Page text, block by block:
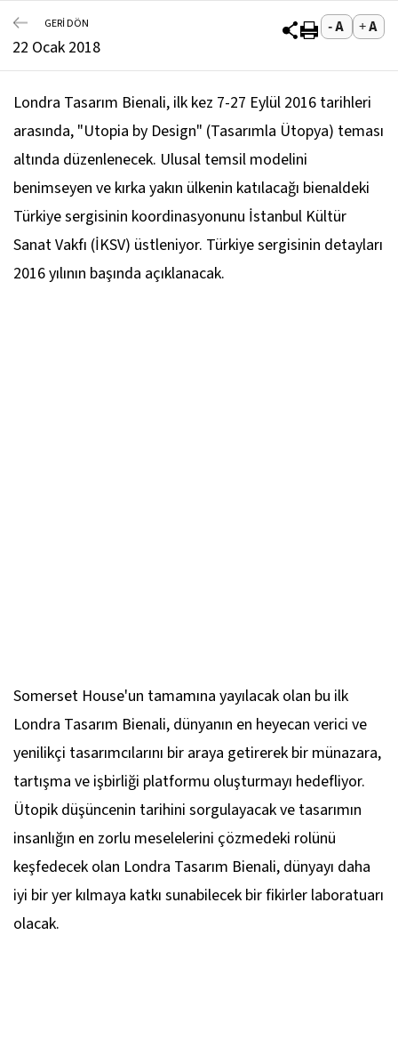
GERİ DÖN
22 Ocak 2018
Londra Tasarım Bienali, ilk kez 7-27 Eylül 2016 tarihleri
arasında, "Utopia by Design" (Tasarımla Ütopya) teması
altında düzenlenecek. Ulusal temsil modelini
benimseyen ve kırka yakın ülkenin katılacağı bienaldeki
Türkiye sergisinin koordinasyonunu İstanbul Kültür
Sanat Vakfı (İKSV) üstleniyor. Türkiye sergisinin detayları
2016 yılının başında açıklanacak.
Somerset House'un tamamına yayılacak olan bu ilk
Londra Tasarım Bienali, dünyanın en heyecan verici ve
yenilikçi tasarımcılarını bir araya getirerek bir münazara,
tartışma ve işbirliği platformu oluşturmayı hedefliyor.
Ütopik düşüncenin tarihini sorgulayacak ve tasarımın
insanlığın en zorlu meselelerini çözmedeki rolünü
keşfedecek olan Londra Tasarım Bienali, dünyayı daha
iyi bir yer kılmaya katkı sunabilecek bir fikirler laboratuarı
olacak.